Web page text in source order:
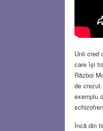
Unii cred
care își
Război
de
exemplu
Încă din